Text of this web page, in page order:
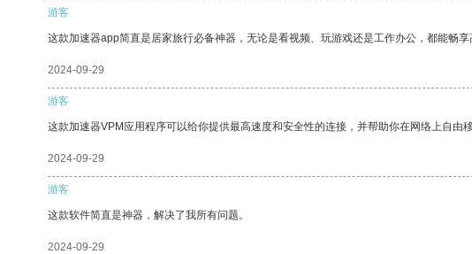
游客
这款加速器app简直是居家旅行必备神器，无论是看视频、玩游戏还是工作办公，都能畅
2024-09-29
游客
这款加速器VPM应用程序可以给你提供最高速度和安全性的连接，并帮助你在网络上自由移
2024-09-29
游客
这款软件简直是神器，解决了我所有问题。
2024-09-29